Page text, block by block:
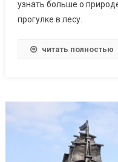
узнать больше о
прогулке в лесу.
читать полностью